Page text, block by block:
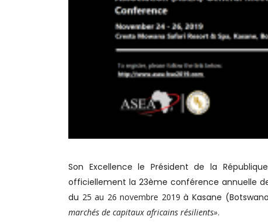
Son Excellence le Président de la
officiellement la 23ème conférence annuelle de
du 25 au 26 novembre 2019 à Kasane
marchés de capitaux africains résilients».